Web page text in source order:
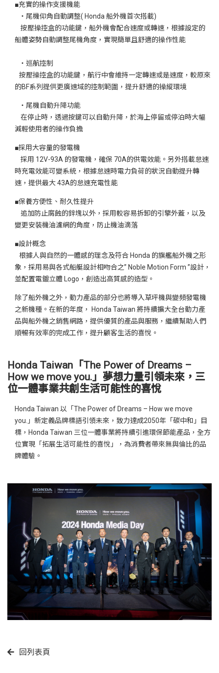
■充實的操作支援機能
‧尾機仰角自動調整( Honda 船外機首次搭載)
按壓操控盒的功能鍵，船外機會配合速度或轉速，根據設定的
船體姿勢自動調整尾機角度，實現簡單且舒適的操作性能
‧巡航控制
按壓操控盒的功能鍵，航行中會維持一定轉速或是速度，較原來
的BF系列提供更廣速域的控制範圍，提升舒適的操縱環境
‧尾機自動升降功能
在停止時，透過按鍵可以自動升降，於海上停留或停泊時大幅
減輕使用者的操作負擔
■採用大容量的發電機
採用 12V-93A 的發電機，確保 70A的供電效能。另外搭載怠速
時充電效能可變系統，根據怠速時電力負荷的狀況自動提升轉
速，提供最大 43A的怠速充電性能
■保養方便性、耐久性提升
追加防止腐蝕的鋅塊以外，採用較容易拆卸的引擎外蓋，以及
變更安裝機油濾網的角度，防止機油滴落
■設計概念
根據人與自然的一體感的理念及符合 Honda 的旗艦船外機之形
象，採用易與各式船艇設計相吻合之” Noble Motion Form ”設計，
並配置電鍍立體 Logo，創造出高質感的造型。
除了船外機之外，動力產品的部分也將導入草坪機與變頻發電機
之新機種。在新的年度， Honda Taiwan 將持續擴大全台動力產
品與船外機之銷售網路，提供優質的產品與服務，繼續幫助人們
順暢有效率的完成工作，提升顧客生活的喜悅。
Honda Taiwan「The Power of Dreams –
How we move you.」夢想力量引領未來，三
位一體事業共創生活可能性的喜悅
Honda Taiwan 以「The Power of Dreams – How we move
you.」新定義品牌標語引領未來，致力達成2050年「碳中和」目
標，Honda Taiwan 三位一體事業將持續引進環保節能產品，全方
位實現「拓展生活可能性的喜悅」，為消費者帶來無與倫比的品
牌體驗。
回列表頁